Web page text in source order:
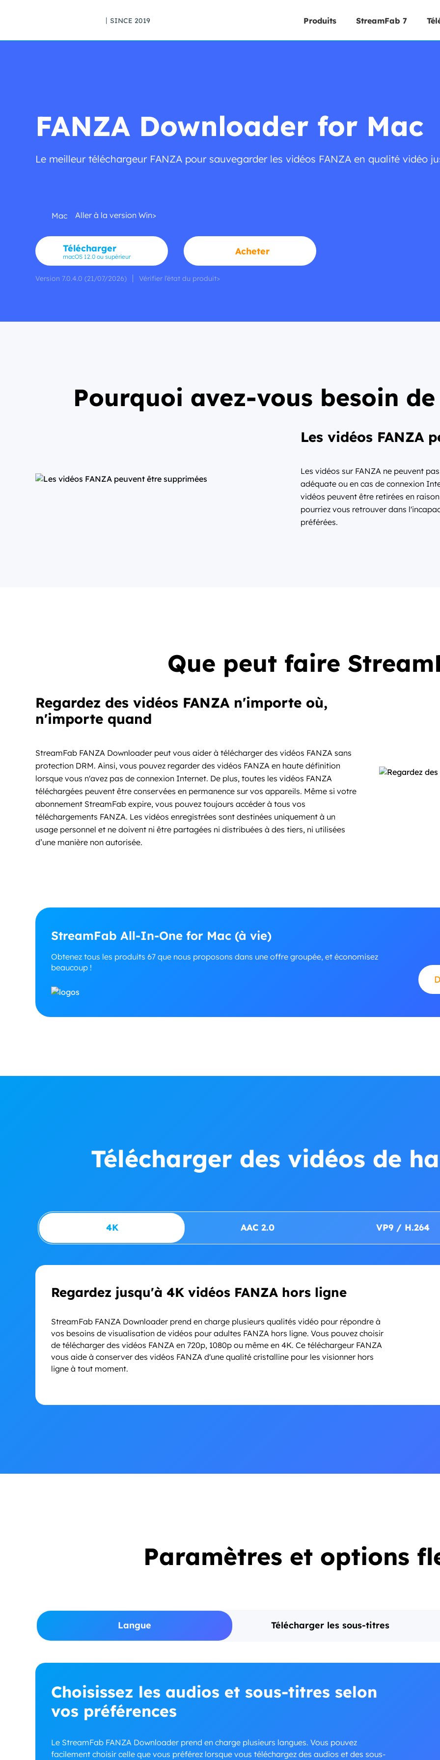
丨SINCE 2019 Produits StreamFab 7
FANZA Downloader for Mac
Le meilleur téléchargeur FANZA pour sauvegarder les vidéos FANZA en qualité vidéo
Mac Aller à la version Win>
Télécharger
macOS 12.0 ou supérieur Acheter
Version 7.0.4.0 (21/07/2026) Vérifier l’état du produit>
Pourquoi avez-vous besoin
Les vidéos FANZA
Les vidéos sur FANZA ne peuvent
adéquate ou en cas de connexion
vidéos peuvent être retirées en
pourriez vous retrouver dans
préférées.
Que peut faire
Regardez des vidéos FANZA n'importe où,
n'importe quand
StreamFab FANZA Downloader peut vous aider à télécharger des vidéos FANZA sans
protection DRM. Ainsi, vous pouvez regarder des vidéos FANZA en haute définition
lorsque vous n'avez pas de connexion Internet. De plus, toutes les vidéos FANZA
téléchargées peuvent être conservées en permanence sur vos appareils. Même si votre
abonnement StreamFab expire, vous pouvez toujours accéder à tous vos
téléchargements FANZA. Les vidéos enregistrées sont destinées uniquement à un
usage personnel et ne doivent ni être partagées ni distribuées à des tiers, ni utilisées
d’une manière non autorisée.
StreamFab All-In-One for Mac (à vie)
Obtenez tous les produits 67 que nous proposons dans une offre groupée, et économisez
beaucoup !
Télécharger des vidéos de
4K AAC 2.0 VP9 / H.264
Regardez jusqu'à 4K vidéos FANZA hors ligne
StreamFab FANZA Downloader prend en charge plusieurs qualités vidéo pour répondre à
vos besoins de visualisation de vidéos pour adultes FANZA hors ligne. Vous pouvez choisir
de télécharger des vidéos FANZA en 720p, 1080p ou même en 4K. Ce téléchargeur FANZA
vous aide à conserver des vidéos FANZA d'une qualité cristalline pour les visionner hors
ligne à tout moment.
Paramètres et options
Langue Télécharger les sous-titres
Choisissez les audios et sous-titres selon
vos préférences
Le StreamFab FANZA Downloader prend en charge plusieurs langues. Vous pouvez
facilement choisir celle que vous préférez lorsque vous téléchargez des audios et des sous-